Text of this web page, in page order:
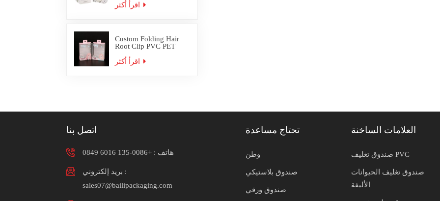
Custom Folding Hair
Root Clip PVC PET
اتصل بنا
هاتف :+0086-135 6016 0849
بريد إلكتروني :
sales07@bailipackaging.com
تحتاج مساعدة
وطن
صندوق بلاستيكي
صندوق ورقي
العلامات الساخنة
صندوق تغليف PVC
صندوق تغليف الحيوانات
الأليفة